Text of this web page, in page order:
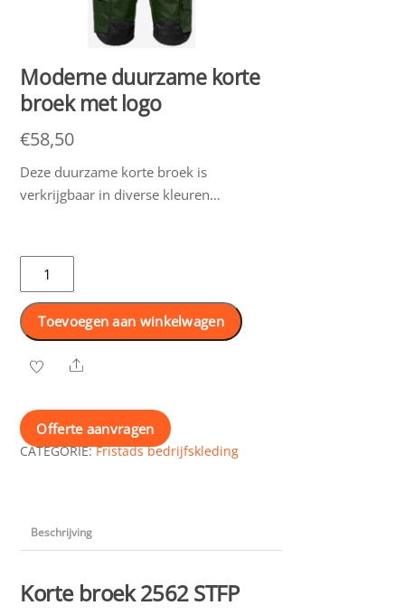
Moderne duurzame korte
broek met logo
€58,50
Deze duurzame korte broek is
verkrijgbaar in diverse kleuren…
Moderne
duurzame
korte
broek
met
logo
Toevoegen aan winkelwagen
Share
Offerte aanvragen
CATEGORIE:Fristads bedrijfskleding
Beschrijving
Korte broek 2562 STFP